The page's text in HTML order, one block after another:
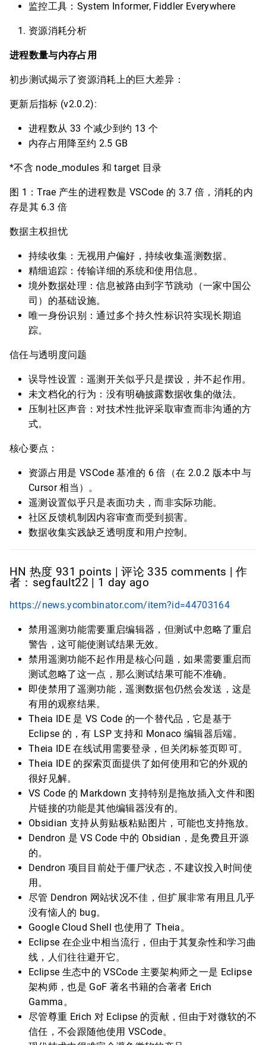
监控工具：System Informer, Fiddler Everywhere
资源消耗分析
进程数量与内存占用
初步测试揭示了资源消耗上的巨大差异：
更新后指标 (v2.0.2):
进程数从 33 个减少到约 13 个
内存占用降至约 2.5 GB
*不含 node_modules 和 target 目录
图 1：Trae 产生的进程数是 VSCode 的 3.7 倍，消耗的内
存是其 6.3 倍
数据主权担忧
持续收集：无视用户偏好，持续收集遥测数据。
精细追踪：传输详细的系统和使用信息。
境外数据处理：信息被路由到字节跳动（一家中国公
司）的基础设施。
唯一身份识别：通过多个持久性标识符实现长期追
踪。
信任与透明度问题
误导性设置：遥测开关似乎只是摆设，并不起作用。
未文档化的行为：没有明确披露数据收集的做法。
压制社区声音：对技术性批评采取审查而非沟通的方
式。
核心要点：
资源占用是 VSCode 基准的 6 倍（在 2.0.2 版本中与
Cursor 相当）。
遥测设置似乎只是表面功夫，而非实际功能。
社区反馈机制因内容审查而受到损害。
数据收集实践缺乏透明度和用户控制。
HN 热度 931 points | 评论 335 comments | 作
者：segfault22 | 1 day ago
https://news.ycombinator.com/item?id=44703164
禁用遥测功能需要重启编辑器，但测试中忽略了重启
警告，这可能使测试结果无效。
禁用遥测功能不起作用是核心问题，如果需要重启而
测试忽略了这一点，那么测试结果可能不准确。
即使禁用了遥测功能，遥测数据包仍然会发送，这是
有用的观察结果。
Theia IDE 是 VS Code 的一个替代品，它是基于
Eclipse 的，有 LSP 支持和 Monaco 编辑器后端。
Theia IDE 在线试用需要登录，但关闭标签页即可。
Theia IDE 的探索页面提供了如何使用和它的外观的
很好见解。
VS Code 的 Markdown 支持特别是拖放插入文件和图
片链接的功能是其他编辑器没有的。
Obsidian 支持从剪贴板粘贴图片，可能也支持拖放。
Dendron 是 VS Code 中的 Obsidian，是免费且开源
的。
Dendron 项目目前处于僵尸状态，不建议投入时间使
用。
尽管 Dendron 网站状况不佳，但扩展非常有用且几乎
没有恼人的 bug。
Google Cloud Shell 也使用了 Theia。
Eclipse 在企业中相当流行，但由于其复杂性和学习曲
线，人们往往避开它。
Eclipse 生态中的 VSCode 主要架构师之一是 Eclipse
架构师，也是 GoF 著名书籍的合著者 Erich
Gamma。
尽管尊重 Erich 对 Eclipse 的贡献，但由于对微软的不
信任，不会跟随他使用 VSCode。